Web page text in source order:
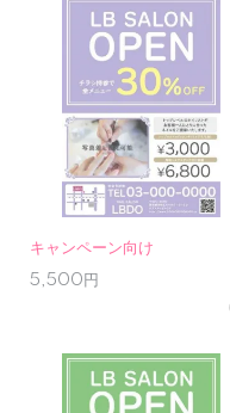
キャンペーン向け
5,500円